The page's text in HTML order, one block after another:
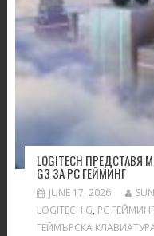
LOGITECH
G3 ЗА PC ГЕЙМИНГ
JUNE 17, 2026
LOGITECH G, PC
ГЕЙМЪРСКА